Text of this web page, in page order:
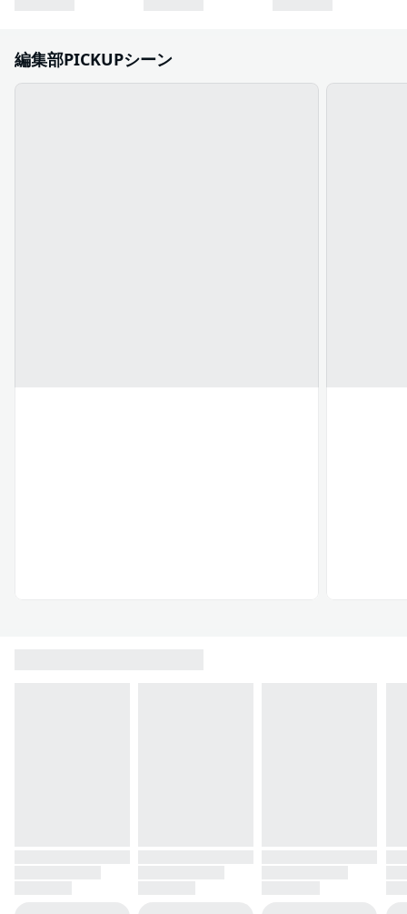
編集部PICKUPシーン